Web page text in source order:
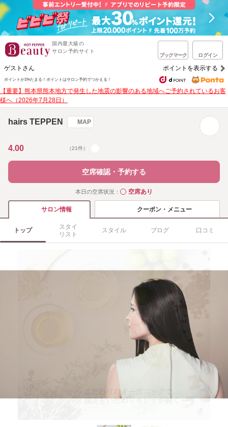
国内最大級の
サロン予約サイト
ブックマーク ログイン
ゲストさん ポイントを表示する
ポイントが1%たまる！ ポイントはサロン予約でつかえる！
【重要】熊本県熊本地方で発生した地震の影響のある地域へご予約されているお客
様へ（2026年7月28日）
hairs TEPPEN MAP
4.00 （21件）
空席確認・予約する
本日の空席状況： ◯空席あり
サロン情報 クーポン・メニュー
トップ
スタイ
リスト
スタイル ブログ 口コミ